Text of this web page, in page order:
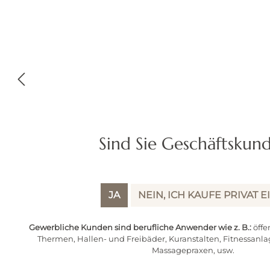
Sind Sie
JA NEIN, ICH KAUFE PRIVAT
Gewerbliche Kunden sind berufliche Anwender wie z. B.:
Thermen, Hallen- und Freibäder, Kuranstalten,
Massagepraxen, usw.
Bewertungen Produktsicherheit